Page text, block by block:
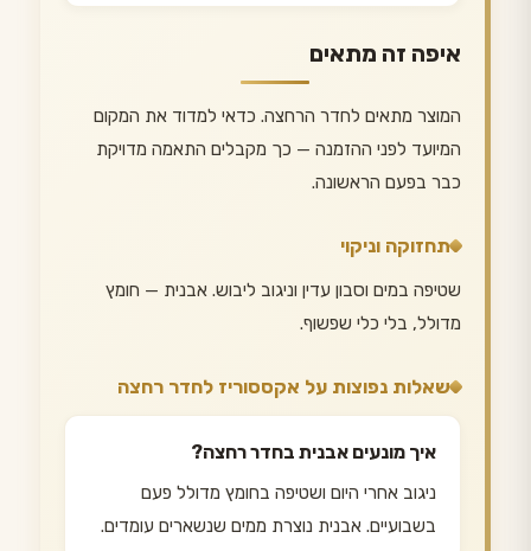
איפה זה מתאים
המוצר מתאים לחדר הרחצה. כדאי למדוד את המקום
המיועד לפני ההזמנה — כך מקבלים התאמה מדויקת
כבר בפעם הראשונה.
תחזוקה וניקוי
שטיפה במים וסבון עדין וניגוב ליבוש. אבנית — חומץ
מדולל, בלי כלי שפשוף.
שאלות נפוצות על אקססוריז לחדר רחצה
איך מונעים אבנית בחדר רחצה?
ניגוב אחרי היום ושטיפה בחומץ מדולל פעם
בשבועיים. אבנית נוצרת ממים שנשארים עומדים.